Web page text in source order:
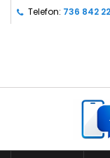
Telefon: 736 842